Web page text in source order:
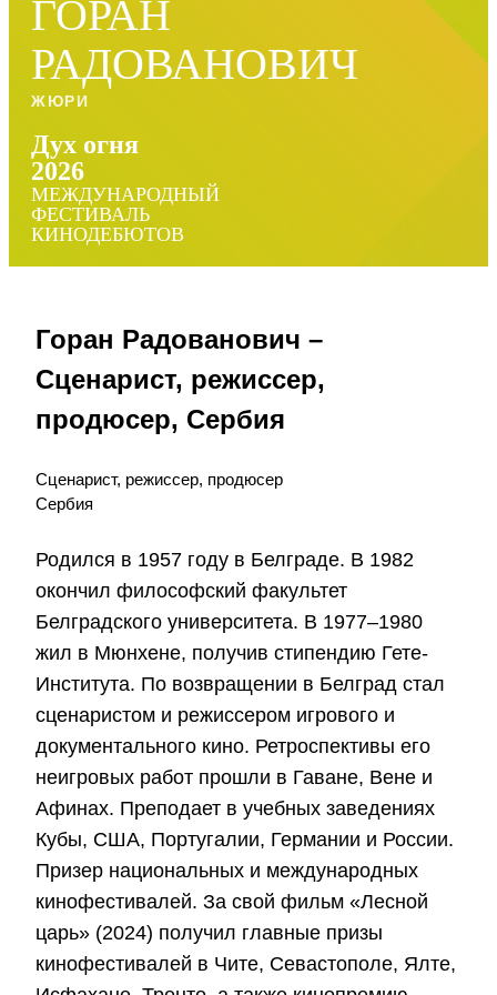
ГОРАН
РАДОВАНОВИЧ
ЖЮРИ
Дух огня
2026
МЕЖДУНАРОДНЫЙ
ФЕСТИВАЛЬ
КИНОДЕБЮТОВ
Горан Радованович –
Сценарист, режиссер,
продюсер, Сербия
Сценарист, режиссер, продюсер
Сербия
Родился в 1957 году в Белграде. В 1982
окончил философский факультет
Белградского университета. В 1977–1980
жил в Мюнхене, получив стипендию Гете-
Института. По возвращении в Белград стал
сценаристом и режиссером игрового и
документального кино. Ретроспективы его
неигровых работ прошли в Гаване, Вене и
Афинах. Преподает в учебных заведениях
Кубы, США, Португалии, Германии и России.
Призер национальных и международных
кинофестивалей. За свой фильм «Лесной
царь» (2024) получил главные призы
кинофестивалей в Чите, Севастополе, Ялте,